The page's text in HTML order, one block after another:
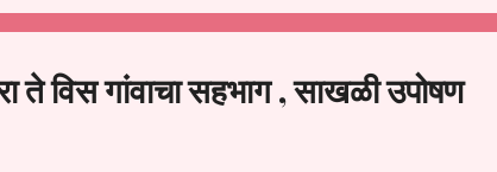
ते विस गांवाचा सहभाग , साखळी उपोषण